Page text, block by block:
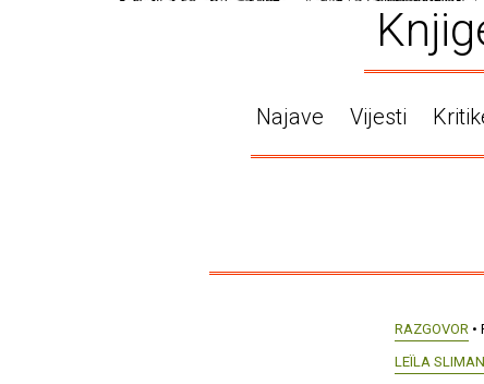
Najave Vijesti
RAZGOVOR •
LEÏLA